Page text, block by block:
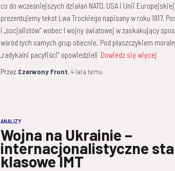
co do wcześniejszych działań NATO, USA i Unii
prezentujemy tekst Lwa Trockiego napisany w roku 1917.
i „socjalistów” wobec I wojny światowej w zaskakujący
wśród tych samych grup obecnie. Pod płaszczykiem
„radykalni pacyfiści” opowiedzieli Dowiedz się więcej
Przez Czerwony Front, 4 lata temu
ANALIZY
Wojna na Ukrainie –
internacjonalistyczne
klasowe IMT